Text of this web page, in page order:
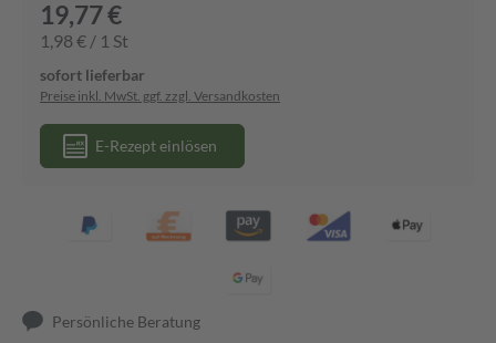
19,77 €
1,98 € / 1 St
sofort lieferbar
Preise inkl. MwSt. ggf. zzgl. Versandkosten
E-Rezept einlösen
Persönliche Beratung